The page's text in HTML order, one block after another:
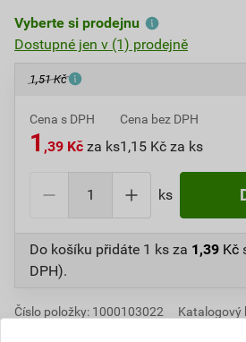
Vyberte si prodejnu
Dostupné jen v (1) prodejně
1,51 Kč
Cena s DPH
1 ,39 Kč za ks
Cena bez DPH
1,15 Kč za ks
ks
Do košíku přidáte 1 ks za 1,39 Kč
DPH).
Číslo položky: 1000103022
Katalogový